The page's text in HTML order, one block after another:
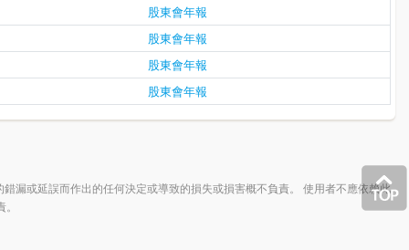
股東會年報
股東會年報
股東會年報
股東會年報
漏或延誤而作出的任何決定或導致的損失或損害概不負責。 使用者不應依賴此